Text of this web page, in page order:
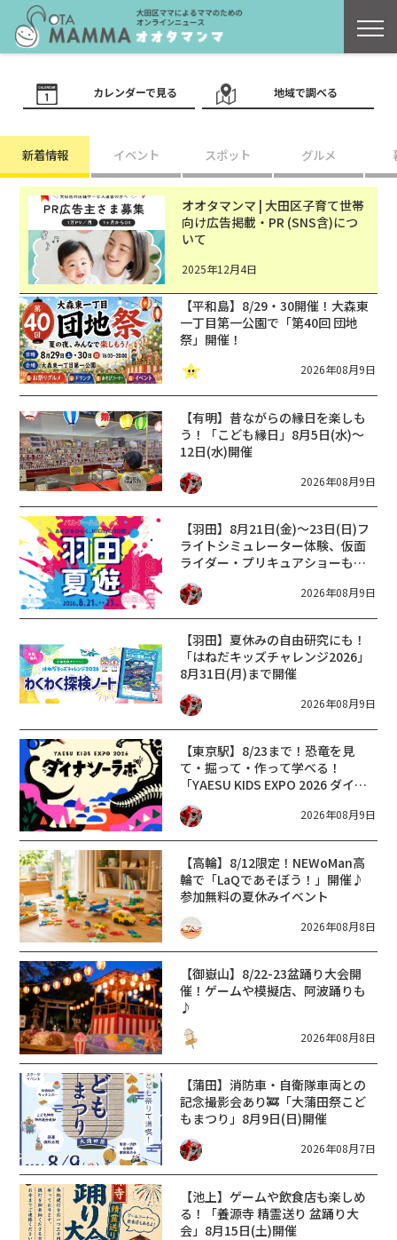
カレンダーで見る 地域で調べる
新着情報 イベント スポット グルメ
オオタマンマ | 大田区子育て世帯
向け広告掲載・PR (SNS含)につ
いて
2025年12月4日
【平和島】8/29・30開催！大森東
一丁目第一公園で「第40回 団地
祭」開催！
2026年08月9日
【有明】昔ながらの縁日を楽しも
う！「こども縁日」8月5日(水)～
12日(水)開催
2026年08月9日
【羽田】8月21日(金)～23日(日)フ
ライトシミュレーター体験、仮面
ライダー・プリキュアショーも！
「羽田夏遊」開催
2026年08月9日
【羽田】夏休みの自由研究にも！
「はねだキッズチャレンジ2026」
8月31日(月)まで開催
2026年08月9日
【東京駅】8/23まで！恐竜を見
て・掘って・作って学べる！
「YAESU KIDS EXPO 2026 ダイナ
ソーラボ」
2026年08月9日
【高輪】8/12限定！NEWoMan高
輪で「LaQであそぼう！」開催♪
参加無料の夏休みイベント
2026年08月8日
【御嶽山】8/22-23盆踊り大会開
催！ゲームや模擬店、阿波踊りも
♪
2026年08月8日
【蒲田】消防車・自衛隊車両との
記念撮影会あり🚒「大蒲田祭こど
もまつり」8月9日(日)開催
2026年08月7日
【池上】ゲームや飲食店も楽しめ
る！「養源寺 精霊送り 盆踊り大
会」8月15日(土)開催